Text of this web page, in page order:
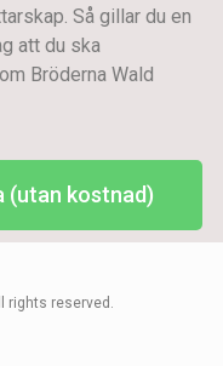
Så gillar du en
att du ska
Bröderna Wald
(utan kostnad)
rights reserved.